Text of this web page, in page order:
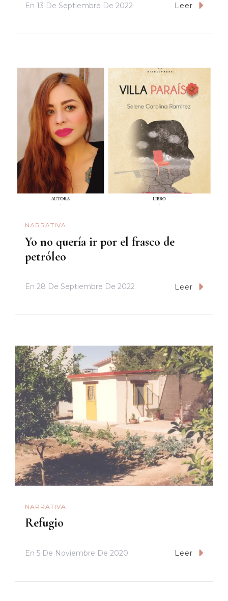
En 13 De Septiembre De 2022 Leer
NARRATIVA
Yo no quería ir por el frasco de
petróleo
En 28 De Septiembre De 2022 Leer
NARRATIVA
Refugio
En 5 De Noviembre De 2020 Leer